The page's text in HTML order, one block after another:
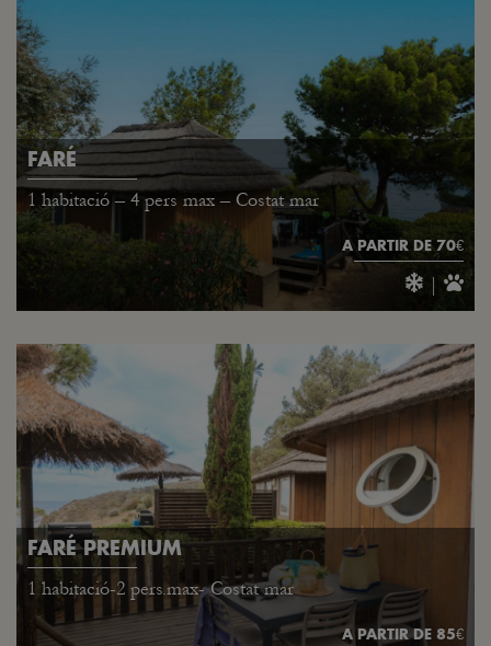
FARÉ
1 habitació – 4 pers max – Costat mar
A PARTIR DE 70€
|
FARÉ PREMIUM
1 habitació-2 pers.max- Costat mar
A PARTIR DE 85€